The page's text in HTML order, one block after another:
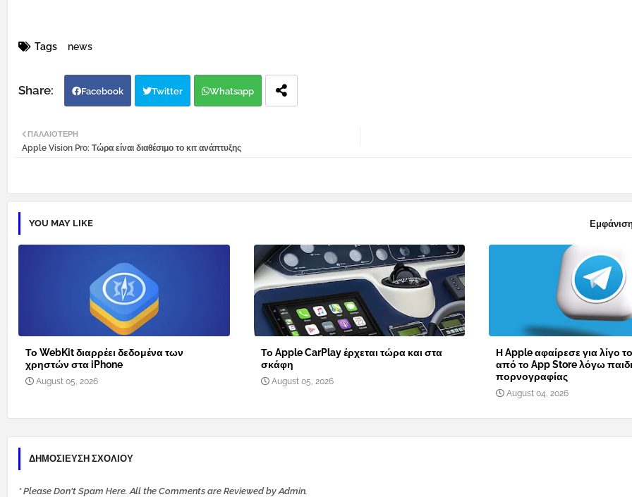
Tags news
Facebook Twitter Whatsapp
ΠΑΛΑΙΌΤΕΡΗ
Apple Vision Pro: Τώρα είναι διαθέσιμο το κιτ ανάπτυξης
YOU MAY LIKE
Το WebKit διαρρέει δεδομένα των
χρηστών στα iPhone
August 05, 2026
Το Apple CarPlay έρχεται τώρα και στα
σκάφη
August 05, 2026
Η Apple αφαίρεσε για λίγο
από το App Store λόγω
πορνογραφίας
August 04, 2026
ΔΗΜΟΣΊΕΥΣΗ ΣΧΟΛΊΟΥ
* Please Don't Spam Here. All the Comments are Reviewed by Admin.